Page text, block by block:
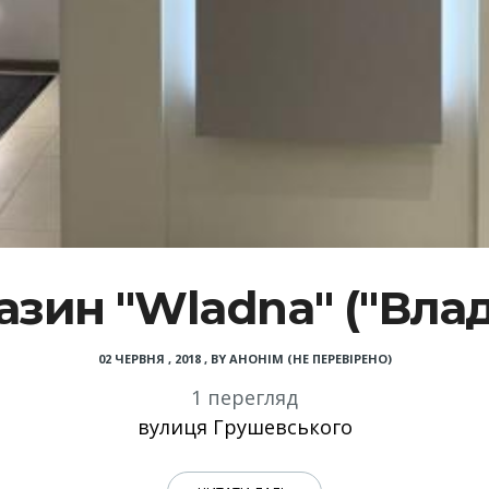
"Wladna"
02 ЧЕРВНЯ , 2018, BY АНОНІМ (НЕ ПЕРЕВІРЕНО)
1 перегляд
вулиця Грушевського